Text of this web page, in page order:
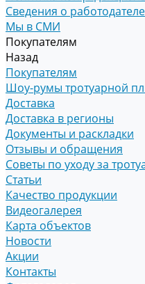
Сведения о работодателе
Мы в СМИ
Покупателям
Назад
Покупателям
Шоу-румы тротуарной
Доставка
Доставка в регионы
Документы и раскладки
Отзывы и обращения
Советы по уходу за
Статьи
Качество продукции
Видеогалерея
Карта объектов
Новости
Акции
Контакты